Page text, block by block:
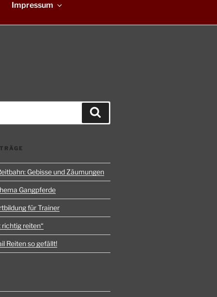
Impressum
Gebisse und Zäumungen
Gangpferde
für Trainer
richtig reiten“
Reiten so gefällt!